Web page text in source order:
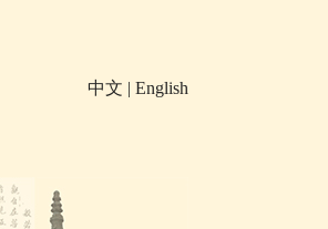
中文 | English